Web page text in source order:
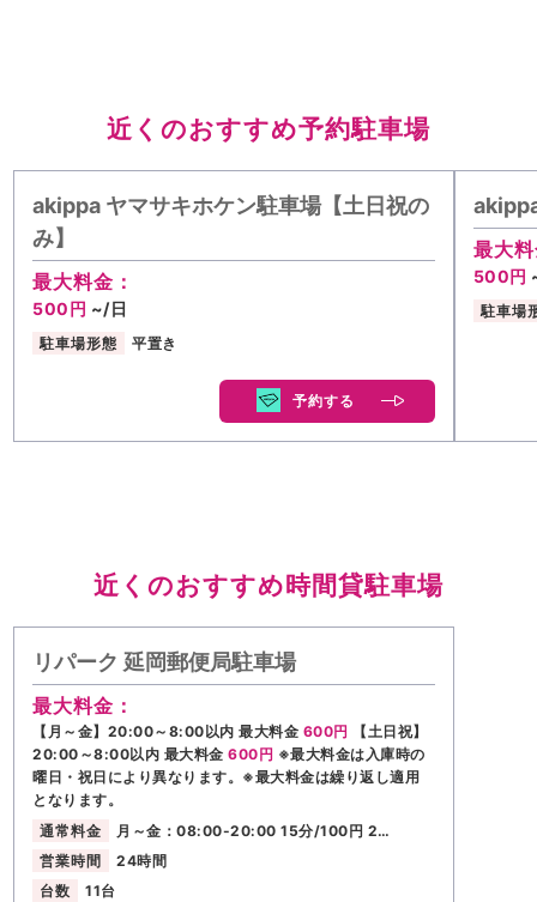
近くのおすすめ予約駐車場
akippa ヤマサキホケン駐車場【土日祝の
み】
最大料金：
500円 ~/日
駐車場形態 平置き
予約する
最大
500円
駐車場
近くのおすすめ時間貸駐車場
リパーク 延岡郵便局駐車場
最大料金：
【月～金】20:00～8:00以内 最大料金 600円
【土日祝】
20:00～8:00以内 最大料金600円 ※最大料金は入庫時の
曜日・祝日により異なります。※最大料金は繰り返し適用
となります。
通常料金
月～金：08:00-20:00 15分/100円 2…
営業時間
24時間
台数
11台